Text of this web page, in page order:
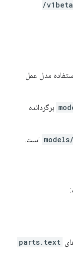
/
مدل عمل
برگردانده
است.
parts.text